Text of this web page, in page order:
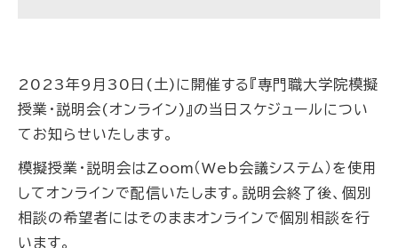
2023年9月30日(土)に開催する『専門職大学院模擬
授業・説明会(オンライン)』の当日スケジュールについ
てお知らせいたします。
模擬授業・説明会はZoom（Web会議システム）を使用
してオンラインで配信いたします。説明会終了後、個別
相談の希望者にはそのままオンラインで個別相談を行
います。